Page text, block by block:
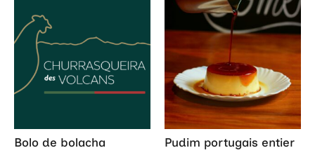
Bolo de bolacha Pudim portugais entier